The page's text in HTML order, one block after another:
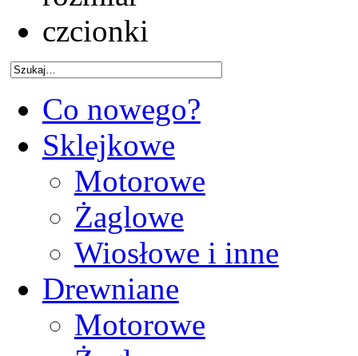
Co nowego?
Sklejkowe
Motorowe
Żaglowe
Wiosłowe i inne
Drewniane
Motorowe